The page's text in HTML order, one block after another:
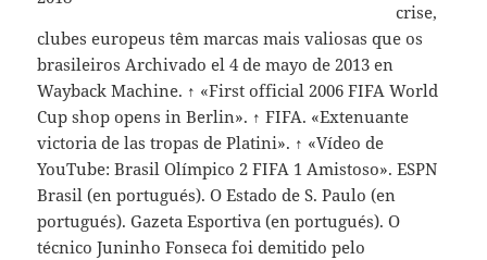
crise,
clubes europeus têm marcas mais valiosas que os
brasileiros Archivado el 4 de mayo de 2013 en
Wayback Machine. ↑ «First official 2006 FIFA World
Cup shop opens in Berlin». ↑ FIFA. «Extenuante
victoria de las tropas de Platini». ↑ «Vídeo de
YouTube: Brasil Olímpico 2 FIFA 1 Amistoso». ESPN
Brasil (en portugués). O Estado de S. Paulo (en
portugués). Gazeta Esportiva (en portugués). O
técnico Juninho Fonseca foi demitido pelo